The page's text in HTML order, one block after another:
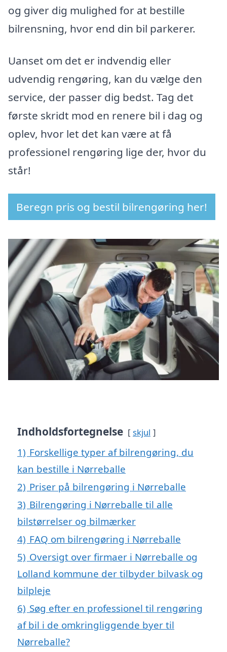
og giver dig mulighed for at bestille
bilrensning, hvor end din bil parkerer.
Uanset om det er indvendig eller
udvendig rengøring, kan du vælge den
service, der passer dig bedst. Tag det
første skridt mod en renere bil i dag og
oplev, hvor let det kan være at få
professionel rengøring lige der, hvor du
står!
Beregn pris og bestil bilrengøring her!
Indholdsfortegnelse skjul
1) Forskellige typer af bilrengøring, du
kan bestille i Nørreballe
2) Priser på bilrengøring i Nørreballe
3) Bilrengøring i Nørreballe til alle
bilstørrelser og bilmærker
4) FAQ om bilrengøring i Nørreballe
5) Oversigt over firmaer i Nørreballe og
Lolland kommune der tilbyder bilvask og
bilpleje
6) Søg efter en professionel til rengøring
af bil i de omkringliggende byer til
Nørreballe?